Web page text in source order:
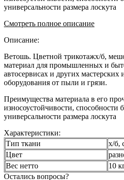
универсальности размера лоскута
Смотреть полное описание
Описание:
Ветошь. Цветной трикотажх/б,
материал для промышленных и
автосервисах и других мастерских
оборудования от пыли и грязи.
Преимущества материала в его
износоустойчивости, способности
универсальности размера лоскута
Характеристики:
Тип ткани
х/б,
Цвет
Вес нетто
10
Остались вопросы?